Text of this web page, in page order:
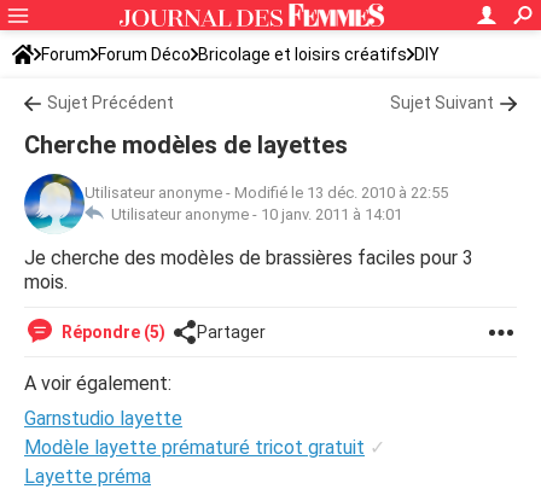
Forum Forum Déco Bricolage et loisirs créatifs DIY
Sujet Précédent Sujet Suivant
Cherche modèles de layettes
Utilisateur anonyme - Modifié le 13 déc. 2010 à 22:55
Utilisateur anonyme - 10 janv. 2011 à 14:01
Je cherche des modèles de brassières faciles pour 3
mois.
Répondre (5) Partager
A voir également:
Garnstudio layette
Modèle layette prématuré tricot gratuit ✓
Layette préma